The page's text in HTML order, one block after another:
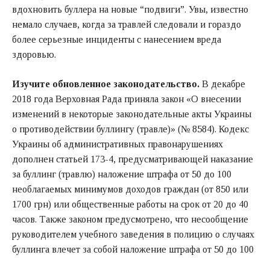
вдохновить буллера на новые “подвиги”. Увы, известно
немало случаев, когда за травлей следовали и гораздо
более серьезные инциденты с нанесением вреда
здоровью.
Изучите обновленное законодательство. В декабре
2018 года Верховная Рада приняла закон «О внесении
изменений в некоторые законодательные акты Украины
о противодействии буллингу (травле)» (№ 8584). Кодекс
Украины об административных правонарушениях
дополнен статьей 173-4, предусматривающей наказание
за буллинг (травлю) наложение штрафа от 50 до 100
необлагаемых минимумов доходов граждан (от 850 или
1700 грн) или общественные работы на срок от 20 до 40
часов. Также законом предусмотрено, что несообщение
руководителем учебного заведения в полицию о случаях
буллинга влечет за собой наложение штрафа от 50 до 100